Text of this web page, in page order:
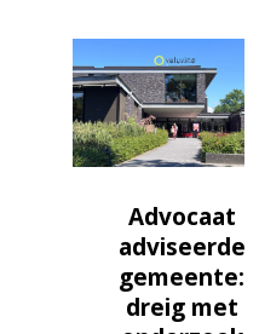
Advocaat
adviseerde
gemeente:
dreig met